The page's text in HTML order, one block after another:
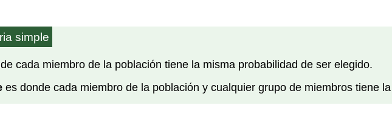
simple
cada miembro de la población tiene la misma probabilidad de ser elegido.
es donde cada miembro de la población y cualquier grupo de miembros tiene